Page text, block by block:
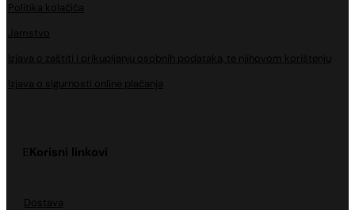
Politika kolačića
Jamstvo
Izjava o zaštiti i prikupljanju osobnih podataka, te njihovom korištenju
Izjava o sigurnosti online plaćanja
Korisni linkovi
Dostava